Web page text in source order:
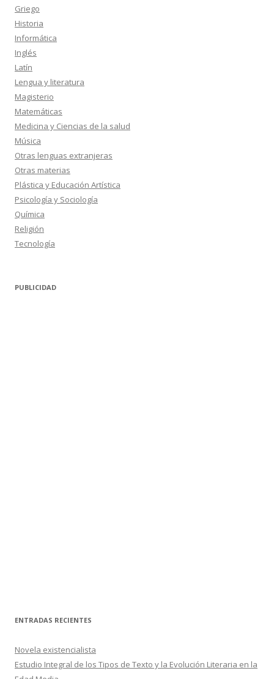
Griego
Historia
Informática
Inglés
Latín
Lengua y literatura
Magisterio
Matemáticas
Medicina y Ciencias de la salud
Música
Otras lenguas extranjeras
Otras materias
Plástica y Educación Artística
Psicología y Sociología
Química
Religión
Tecnología
PUBLICIDAD
ENTRADAS RECIENTES
Novela existencialista
Estudio Integral de los Tipos de Texto y la Evolución Literaria en la